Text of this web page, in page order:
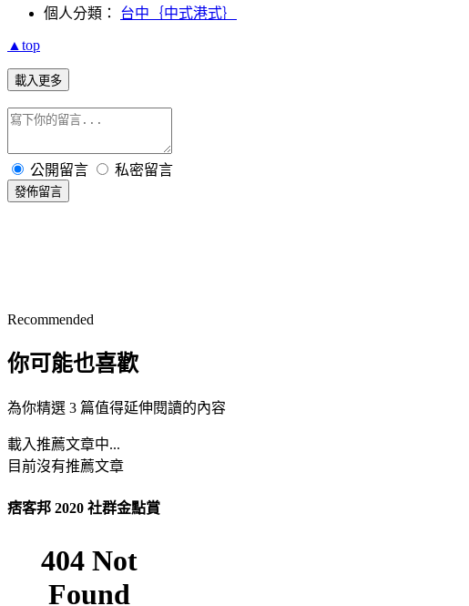
個人分類： 台中｛中式港式｝
▲top
載入更多
公開留言 私密留言
發佈留言
Recommended
你可能也喜歡
為你精選 3 篇值得延伸閱讀的內容
載入推薦文章中...
目前沒有推薦文章
痞客邦 2020 社群金點賞